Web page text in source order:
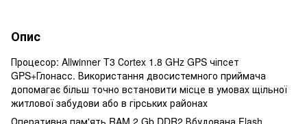
Опис
Процесор: Allwinner T3 Сortex 1.8 GHz GPS чіпсет
GPS+Глонасс. Використання двосистемного приймача
допомагає більш точно встановити місце в умовах щільної
житлової забудови або в гірських районах
Оперативна пам'ять RAM 2 Gb DDR2 Вбудована Flash